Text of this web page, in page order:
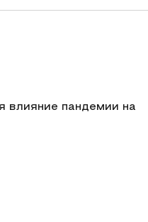
влияние пандемии на